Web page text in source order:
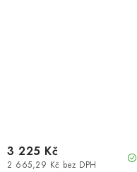
2 665,29 Kč bez DPH
3 225 Kč